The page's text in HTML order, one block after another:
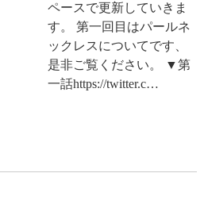
ペースで更新していきま
す。 第一回目はパールネ
ックレスについてです、
是非ご覧ください。 ▼第
一話https://twitter.c…